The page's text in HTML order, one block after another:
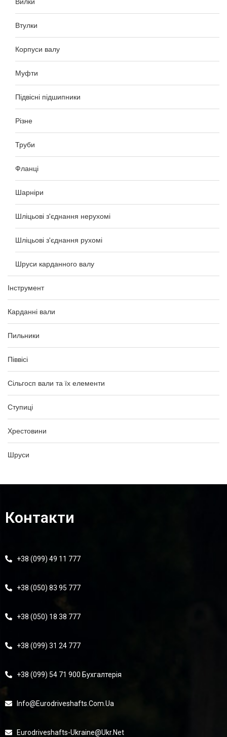
Втулки
Корпуси валу
Муфти
Підвісні підшипники
Різне
Труби
Фланці
Шарніри
Шліцьові з'єднання нерухомі
Шліцьові з'єднання рухомі
Шруси карданного валу
Інструмент
Карданні вали
Пильники
Піввісі
Сільгосп вали та їх елементи
Ступиці
Хрестовини
Шруси
Контакти
+38 (099) 49 11 777
+38 (050) 83 95 777
+38 (050) 18 38 777
+38 (099) 31 24 777
+38 (099) 54 71 900 Бухгалтерія
Info@eurodriveshafts.com.ua
Eurodriveshafts-Ukraine@ukr.net